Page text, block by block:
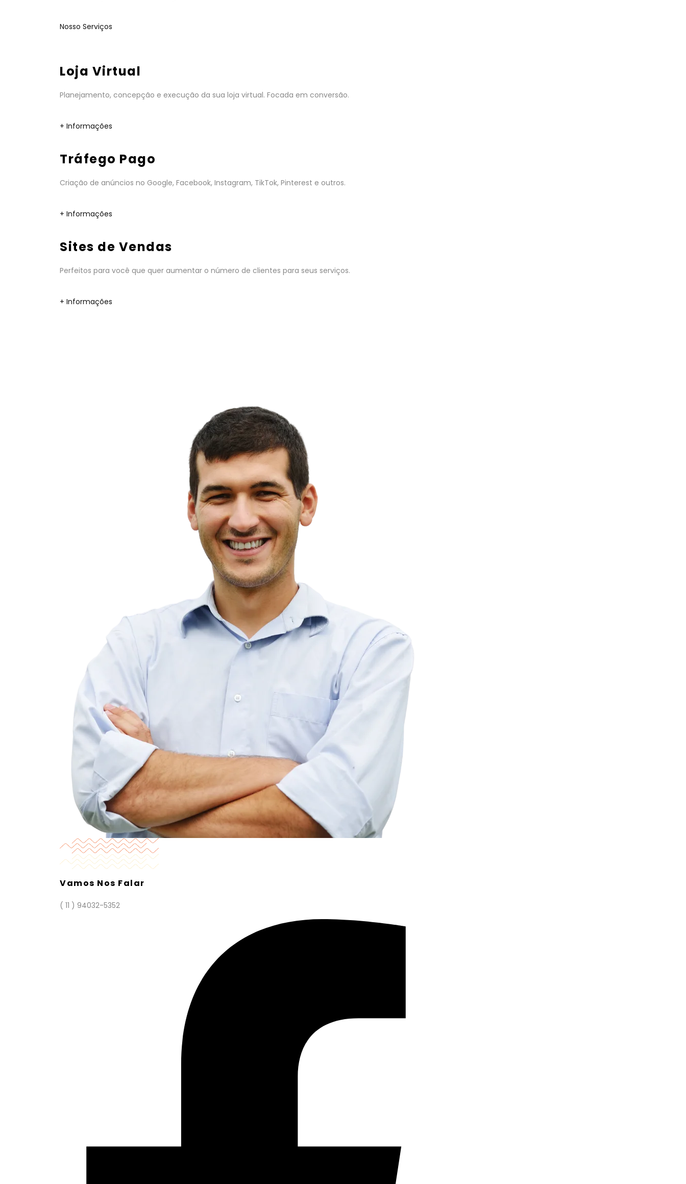
Nosso Serviços
Loja Virtual
Planejamento, concepção e execução da sua loja virtual. Focada em conversão.
+ Informações
Tráfego Pago
Criação de anúncios no Google, Facebook, Instagram, TikTok, Pinterest e outros.
+ Informações
Sites de Vendas
Perfeitos para você que quer aumentar o número de clientes para seus serviços.
+ Informações
Vamos Nos Falar
( 11 ) 94032-5352